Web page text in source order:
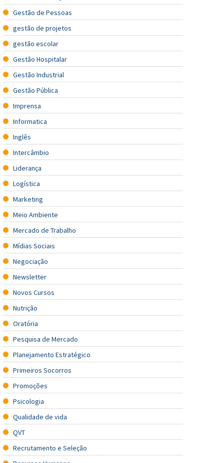
Gestão de Pessoas
gestão de projetos
gestão escolar
Gestão Hospitalar
Gestão Industrial
Gestão Pública
Imprensa
Informatica
Inglês
Intercâmbio
Liderança
Logística
Marketing
Meio Ambiente
Mercado de Trabalho
Mídias Sociais
Negociação
Newsletter
Novos Cursos
Nutrição
Oratória
Pesquisa de Mercado
Planejamento Estratégico
Primeiros Socorros
Promoções
Psicologia
Qualidade de vida
QVT
Recrutamento e Seleção